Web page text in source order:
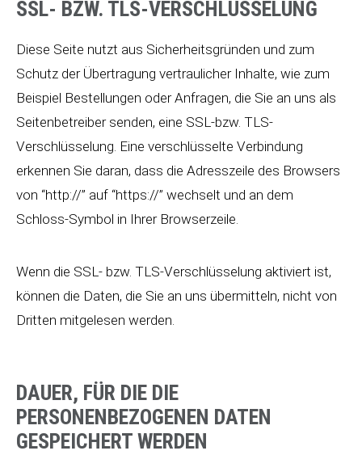
SSL- BZW. TLS-VERSCHLÜSSELUNG
Diese Seite nutzt aus Sicherheitsgründen und zum
Schutz der Übertragung vertraulicher Inhalte, wie zum
Beispiel Bestellungen oder Anfragen, die Sie an uns als
Seitenbetreiber senden, eine SSL-bzw. TLS-
Verschlüsselung. Eine verschlüsselte Verbindung
erkennen Sie daran, dass die Adresszeile des Browsers
von “http://” auf “https://” wechselt und an dem
Schloss-Symbol in Ihrer Browserzeile.
Wenn die SSL- bzw. TLS-Verschlüsselung aktiviert ist,
können die Daten, die Sie an uns übermitteln, nicht von
Dritten mitgelesen werden.
DAUER, FÜR DIE DIE
PERSONENBEZOGENEN DATEN
GESPEICHERT WERDEN